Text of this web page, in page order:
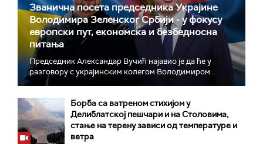
Званична посета председника Украјине
Володимира Зеленског Србији - у фокусу
европски пут, економска и безбедносна
питања
Председник Александар Вучић најавио је да ће у
разговору с украјинским колегом Володимиром...
Борба са ватреном стихијом у
Делиблатској пешчари и на Столовима,
стање на терену зависи од температуре и
ветра